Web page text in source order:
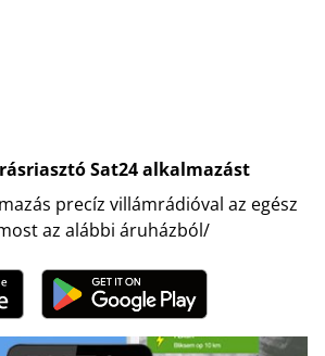
Sat24 alkalmazást
precíz villámrádióval az egész
az alábbi áruházból/